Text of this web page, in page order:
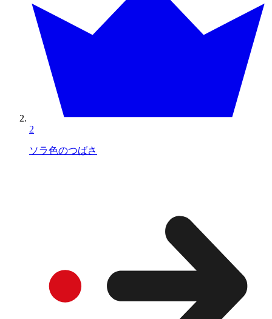
2
ソラ色のつばさ